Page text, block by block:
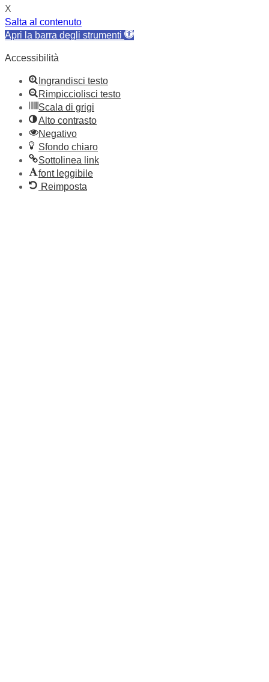
X
Salta al contenuto
Apri la barra degli strumenti
Accessibilità
Ingrandisci testo
Rimpicciolisci testo
Scala di grigi
Alto contrasto
Negativo
Sfondo chiaro
Sottolinea link
font leggibile
Reimposta